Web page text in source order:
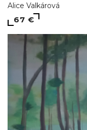
Alice Valkárová
67 €